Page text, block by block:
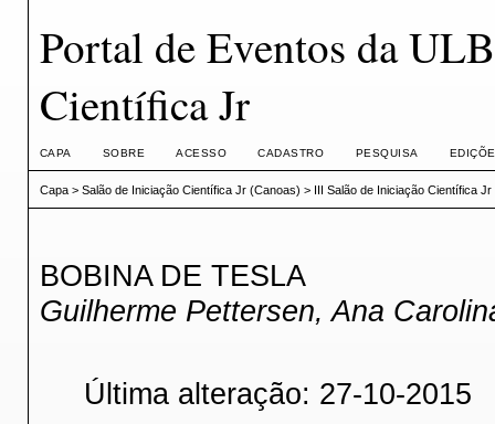
Portal de Eventos da
Científica Jr
CAPA SOBRE ACESSO CADASTRO PESQUISA
Capa> Salão de Iniciação Científica Jr (Canoas) > III Salão de Iniciação Científica Jr
BOBINA DE TESLA
Guilherme Pettersen, Ana
Última alteração: 27-10-2015